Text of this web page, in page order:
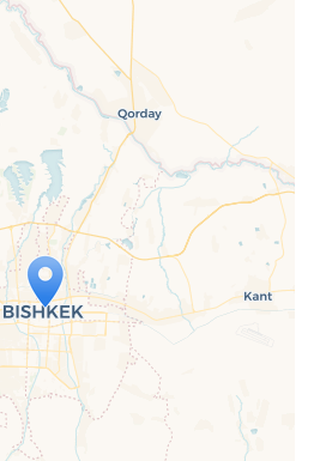
Map is loading...
this after your page is
leafletJS files are
missing.